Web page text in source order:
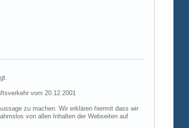
vom 20.12.2001
zu machen: Wir erklären hiermit dass wir
von allen Inhalten der Webseiten auf